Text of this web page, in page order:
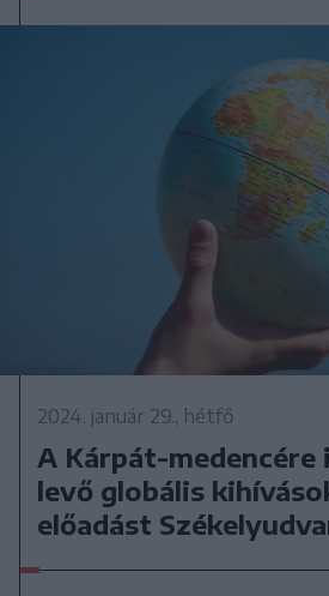
2024. január 29., hétfő
A Kárpát-medencére
levő globális
előadást